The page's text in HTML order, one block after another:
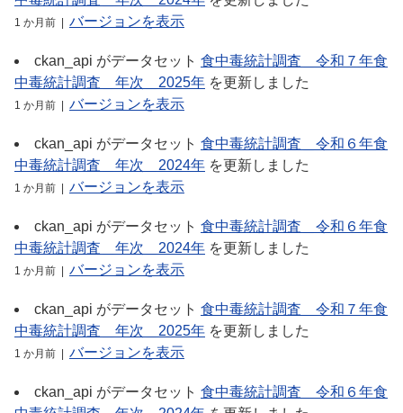
1 か月前 | バージョンを表示
ckan_api がデータセット 食中毒統計調査＿令和７年食
中毒統計調査＿年次＿2025年 を更新しました
1 か月前 | バージョンを表示
ckan_api がデータセット 食中毒統計調査＿令和６年食
中毒統計調査＿年次＿2024年 を更新しました
1 か月前 | バージョンを表示
ckan_api がデータセット 食中毒統計調査＿令和６年食
中毒統計調査＿年次＿2024年 を更新しました
1 か月前 | バージョンを表示
ckan_api がデータセット 食中毒統計調査＿令和７年食
中毒統計調査＿年次＿2025年 を更新しました
1 か月前 | バージョンを表示
ckan_api がデータセット 食中毒統計調査＿令和６年食